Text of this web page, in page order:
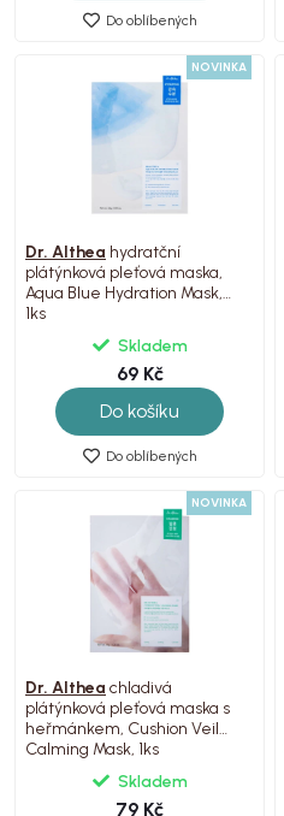
Do oblíbených
NOVINKA
Dr. Althea hydratční
plátýnková pleťová maska,
Aqua Blue Hydration Mask,
1ks
Skladem
69 Kč
Do košíku
Do oblíbených
NOVINKA
Dr. Althea chladivá
plátýnková pleťová maska s
heřmánkem, Cushion Veil
Calming Mask, 1ks
Skladem
79 Kč